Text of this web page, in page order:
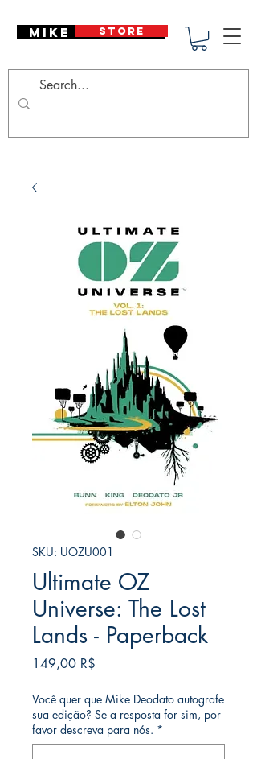
Mike Deodato
STORE
SKU: UOZU001
Ultimate OZ
Universe: The Lost
Lands - Paperback
149,00 R$
Você quer que Mike Deodato autografe
sua edição? Se a resposta for sim, por
favor descreva para nós. *